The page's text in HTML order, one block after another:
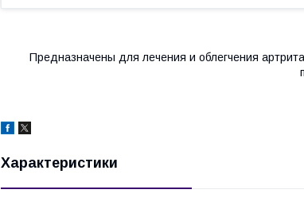
Предназначены для лечения и облегчения
Характеристики